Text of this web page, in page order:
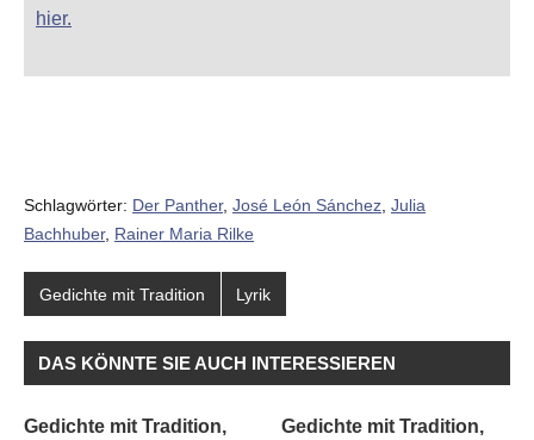
hier.
Schlagwörter: Der Panther, José León Sánchez Julia
Bachhuber, Rainer Maria Rilke
Gedichte mit Tradition Lyrik
DAS KÖNNTE SIE AUCH INTERESSIEREN
Gedichte mit Tradition, Gedichte mit Tradition,